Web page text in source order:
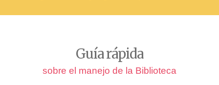
Guía rápida
sobre el manejo de la Biblioteca